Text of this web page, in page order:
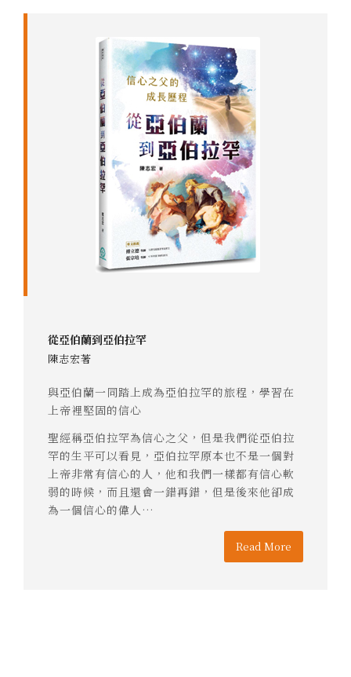
從亞伯蘭到亞伯拉罕
陳志宏著
與亞伯蘭一同踏上成為亞伯拉罕的旅程，學習在
上帝裡堅固的信心
聖經稱亞伯拉罕為信心之父，但是我們從亞伯拉
罕的生平可以看見，亞伯拉罕原本也不是一個對
上帝非常有信心的人，他和我們一樣都有信心軟
弱的時候，而且還會一錯再錯，但是後來他卻成
為一個信心的偉人…
Read More